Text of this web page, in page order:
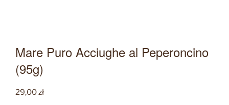
Mare Puro Acciughe al Peperoncino
(95g)
29,00zł